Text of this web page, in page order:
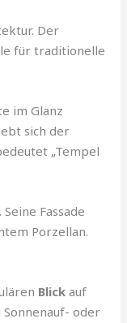
Der
für traditionelle
im Glanz
sich der
„Tempel
Fassade
Porzellan.
Blick auf
Sonnenauf- oder